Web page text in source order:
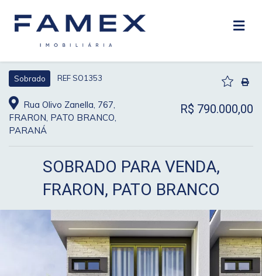
Sobrado REF SO1353
Rua Olivo Zanella, 767,
FRARON, PATO BRANCO,
PARANÁ
R$ 790.000,00
SOBRADO PARA VENDA,
FRARON, PATO BRANCO